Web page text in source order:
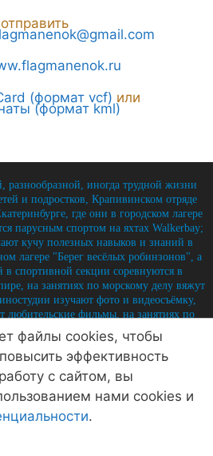
отправить
(формат vcf) или
(формат kml)
разнообразной, иногда трудной жизни
и подростков, Крапивинском отряде
где они в городском лагере
парусным спортом на яхтах Walkerbay;
кучу полезных навыков и знаний в
лагере "Берег весёлых робинзонов", а
спортивной секции соревнуются в
на занятиях по морскому делу вяжут
изучают фото и видеосъёмку,
любительские фильмы, на занятиях по
знания по историю России и флота, и
детской журналистике практикуются в
интервью, выпуская стен-газету и
материалы на отрядный сайт.
Флагман - детский центр
Создано вGeneratePress
файлы cookies, чтобы
эффективность
с сайтом, вы
нами cookies и
.